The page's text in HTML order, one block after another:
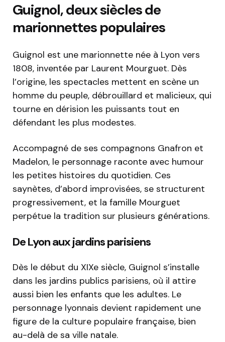
Guignol, deux siècles de
marionnettes populaires
Guignol est une marionnette née à Lyon vers
1808, inventée par Laurent Mourguet. Dès
l’origine, les spectacles mettent en scène un
homme du peuple, débrouillard et malicieux, qui
tourne en dérision les puissants tout en
défendant les plus modestes.
Accompagné de ses compagnons Gnafron et
Madelon, le personnage raconte avec humour
les petites histoires du quotidien. Ces
saynètes, d’abord improvisées, se structurent
progressivement, et la famille Mourguet
perpétue la tradition sur plusieurs générations.
De Lyon aux jardins parisiens
Dès le début du XIXe siècle, Guignol s’installe
dans les jardins publics parisiens, où il attire
aussi bien les enfants que les adultes. Le
personnage lyonnais devient rapidement une
figure de la culture populaire française, bien
au-delà de sa ville natale.